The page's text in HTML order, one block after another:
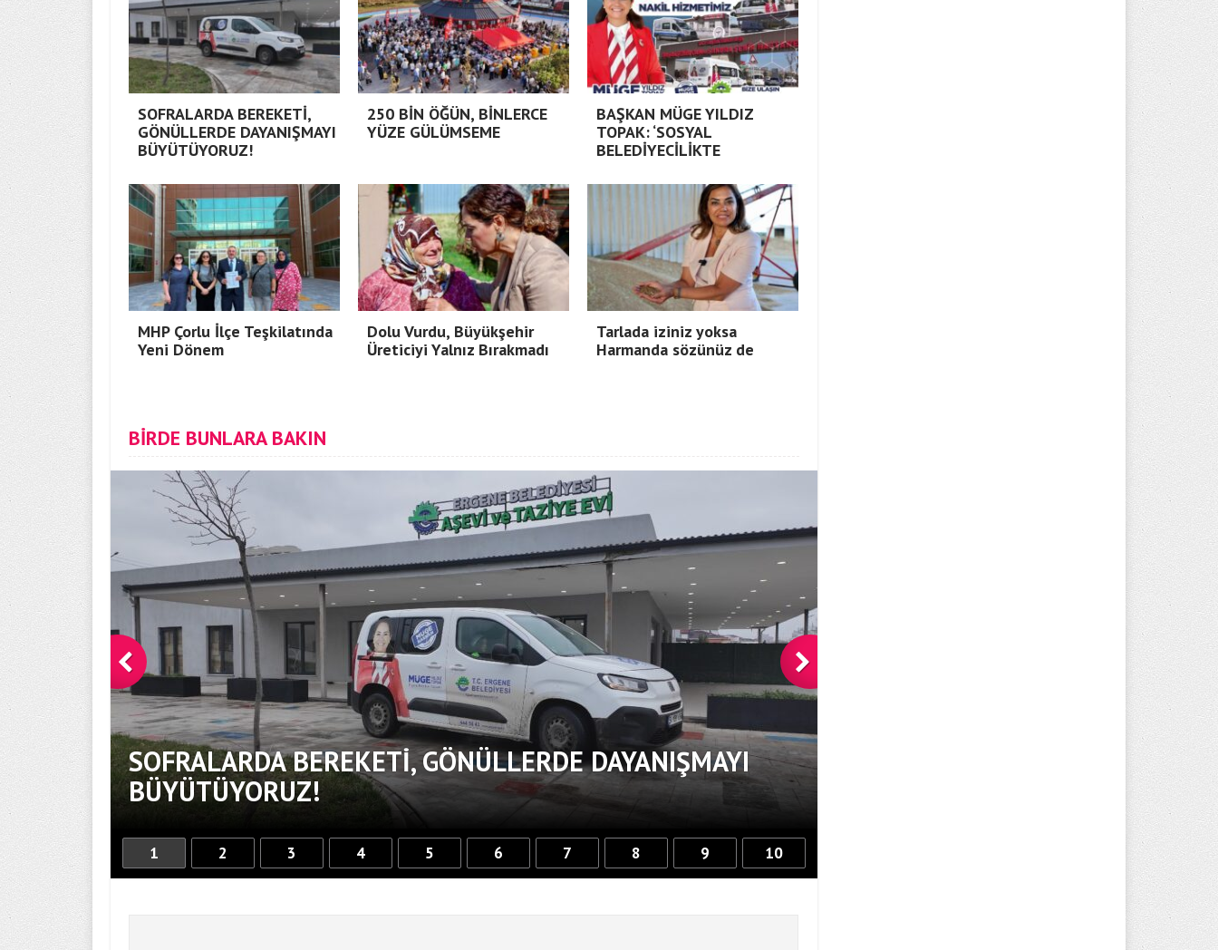
SOFRALARDA BEREKETİ,
GÖNÜLLERDE DAYANIŞMAYI
BÜYÜTÜYORUZ!
250 BİN ÖĞÜN, BİNLERCE
YÜZE GÜLÜMSEME
BAŞKAN MÜGE YILDIZ
TOPAK: ‘SOSYAL
BELEDİYECİLİKTE
MHP Çorlu İlçe Teşkilatında
Yeni Dönem
Dolu Vurdu, Büyükşehir
Üreticiyi Yalnız Bırakmadı
Tarlada iziniz yoksa
Harmanda sözünüz de
BİRDE BUNLARA BAKIN
SOFRALARDA BEREKETİ, GÖNÜLLERDE DAYANIŞMAYI
BÜYÜTÜYORUZ!
250 BİN ÖĞÜN, BİNLERCE
1 2 3 4 5 6 7 8 9 10